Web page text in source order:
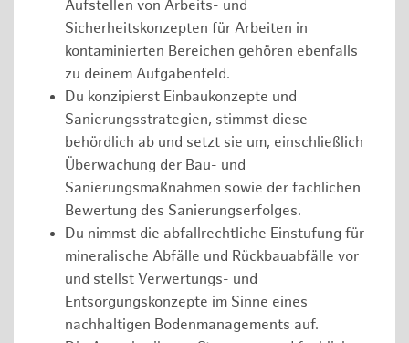
Aufstellen von Arbeits- und
Sicherheitskonzepten für Arbeiten in
kontaminierten Bereichen gehören ebenfalls
zu deinem Aufgabenfeld.
Du konzipierst Einbaukonzepte und
Sanierungsstrategien, stimmst diese
behördlich ab und setzt sie um, einschließlich
Überwachung der Bau- und
Sanierungsmaßnahmen sowie der fachlichen
Bewertung des Sanierungserfolges.
Du nimmst die abfallrechtliche Einstufung für
mineralische Abfälle und Rückbauabfälle vor
und stellst Verwertungs- und
Entsorgungskonzepte im Sinne eines
nachhaltigen Bodenmanagements auf.